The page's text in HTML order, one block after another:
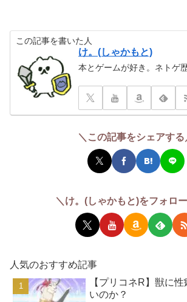
この記事を書いた人
け。(しゃかもと)
本とゲームが好き。ネトゲ
＼この記事をシェアする
＼け。(しゃかもと)をフォロ
人気のおすすめ記事
【プリコネR】獣に
いのか？